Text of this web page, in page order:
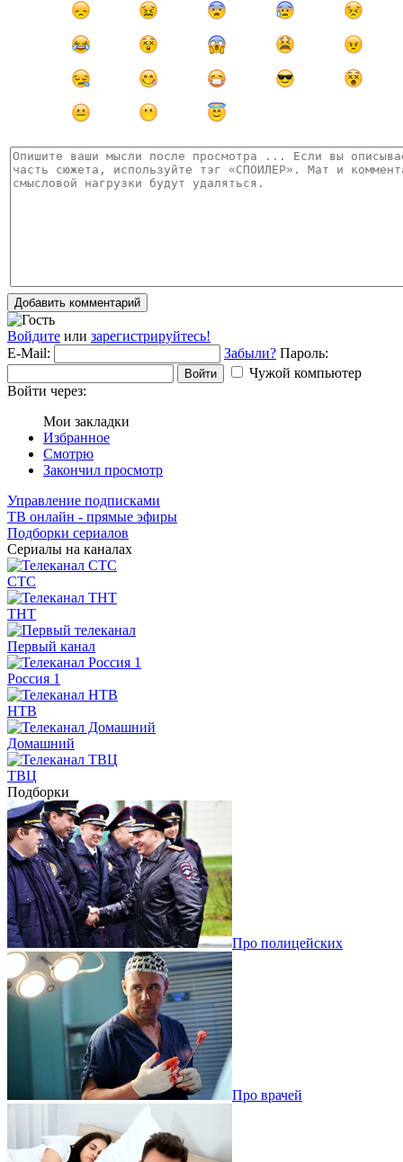
Добавить комментарий
Войдите или зарегистрируйтесь!
E-Mail:
Забыли? Пароль:
Войти
Чужой компьютер
Войти через:
Мои закладки
Избранное
Смотрю
Закончил просмотр
Управление подписками
ТВ онлайн - прямые эфиры
Подборки сериалов
Сериалы на каналах
СТС
ТНТ
Первый канал
Россия 1
НТВ
Домашний
ТВЦ
Подборки
Про полицейских
Про врачей